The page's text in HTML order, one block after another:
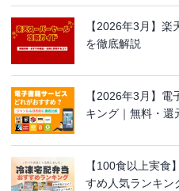
【2026年3月】
を徹底解説
【2026年3月】
キング｜無料・還
【100食以上実食
すめ人気ランキン